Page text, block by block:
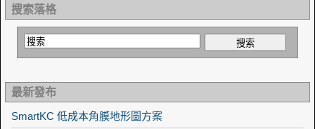
搜索落格
最新發布
SmartKC 低成本角膜地形圖方案